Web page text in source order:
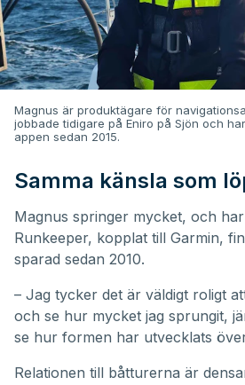
Magnus är produktägare för
jobbade tidigare på Eniro på Sjön och
appen sedan 2015.
Samma känsla som
Magnus springer mycket, och
Runkeeper, kopplat till Garmin,
sparad sedan 2010.
– Jag tycker det är väldigt roligt
och se hur mycket jag sprungit,
se hur formen har utvecklats
Relationen till båtturerna är